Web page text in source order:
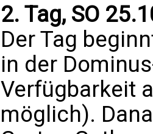
2. Tag, SO
Der Tag
in der
Verfügbarkeit
möglich).